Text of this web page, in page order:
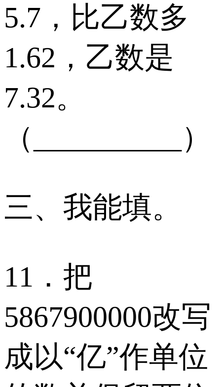
5.7，比乙数多
1.62，乙数是
7.32。
（__________）
三、我能填。
11．把
5867900000改写
成以“亿”作单位